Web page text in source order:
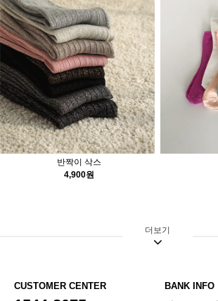
반짝이 삭스
4,900원
더보기
CUSTOMER CENTER
BANK INFO